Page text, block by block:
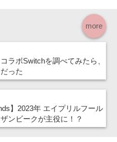
more
ラボSwitchを調べてみたら、
った
】2023年 エイプリルフール
ンビークが主役に！？